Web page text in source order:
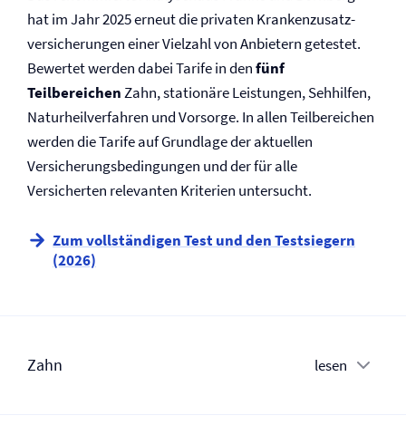
hat im Jahr 2025 erneut die privaten Krankenzusatz­
versicherungen einer Vielzahl von Anbietern getestet.
Bewertet werden dabei Tarife in denfünf
TeilbereichenZahn, stationäre Leistungen, Sehhilfen,
Naturheilverfahren und Vorsorge. In allen Teilbereichen
werden die Tarife auf Grundlage der aktuellen
Versicherungs­bedingungen und der für alle
Versicherten relevanten Kriterien untersucht.
Zum vollständigen Test und den Testsiegern
(2026)
Zahn lesen